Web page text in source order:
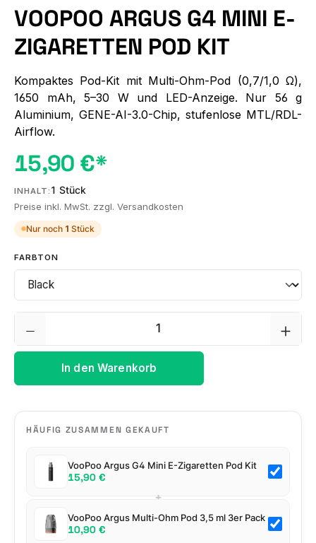
VOOPOO ARGUS G4 MINI E-
ZIGARETTEN POD KIT
Kompaktes Pod-Kit mit Multi-Ohm-Pod (0,7/1,0 Ω),
1650 mAh, 5–30 W und LED-Anzeige. Nur 56 g
Aluminium, GENE-AI-3.0-Chip, stufenlose MTL/RDL-
Airflow.
15,90 €*
INHALT: 1 Stück
Preise inkl. MwSt. zzgl. Versandkosten
Nur noch 1 Stück
FARBTONAUSWÄHLEN
Produkt Anzahl: Gib den
In den Warenkorb
HÄUFIG ZUSAMMEN GEKAUFT
VooPoo Argus G4 Mini E-Zigaretten Pod Kit
15,90 €
+
VooPoo Argus Multi-Ohm Pod 3,5 ml 3er Pack
10,90 €